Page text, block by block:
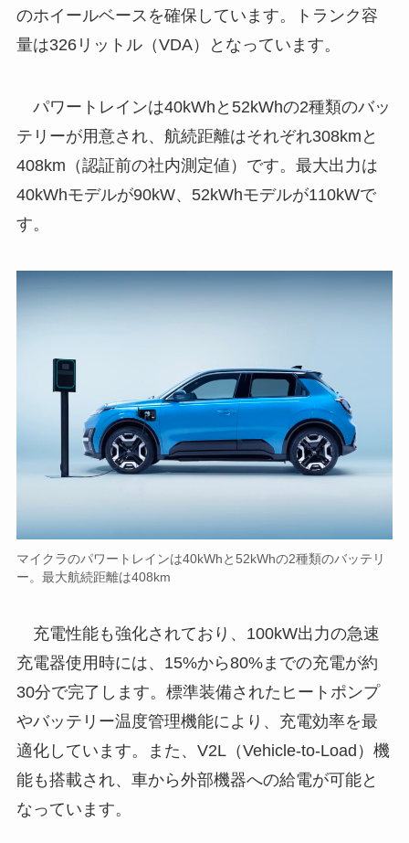
のホイールベースを確保しています。トランク容
量は326リットル（VDA）となっています。
パワートレインは40kWhと52kWhの2種類のバッ
テリーが用意され、航続距離はそれぞれ308kmと
408km（認証前の社内測定値）です。最大出力は
40kWhモデルが90kW、52kWhモデルが110kWで
す。
マイクラのパワートレインは40kWhと52kWhの2種類のバッテリ
ー。最大航続距離は408km
充電性能も強化されており、100kW出力の急速
充電器使用時には、15%から80%までの充電が約
30分で完了します。標準装備されたヒートポンプ
やバッテリー温度管理機能により、充電効率を最
適化しています。また、V2L（Vehicle-to-Load）機
能も搭載され、車から外部機器への給電が可能と
なっています。